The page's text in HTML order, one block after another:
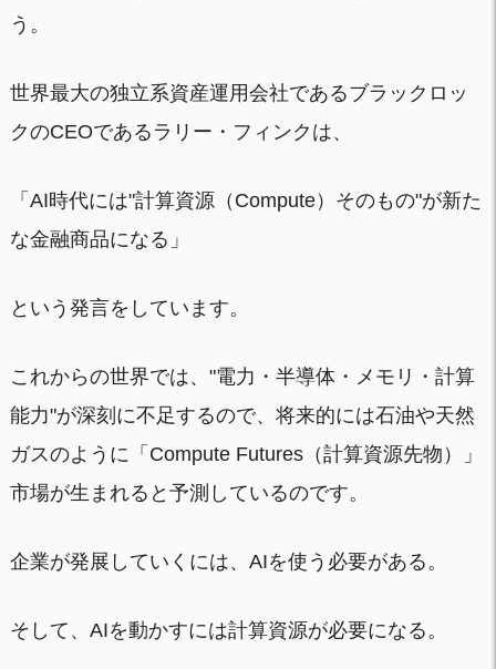
う。
世界最大の独立系資産運用会社であるブラックロッ
クのCEOであるラリー・フィンクは、
「AI時代には"計算資源（Compute）そのもの"が新た
な金融商品になる」
という発言をしています。
これからの世界では、"電力・半導体・メモリ・計算
能力"が深刻に不足するので、将来的には石油や天然
ガスのように「Compute Futures（計算資源先物）」
市場が生まれると予測しているのです。
企業が発展していくには、AIを使う必要がある。
そして、AIを動かすには計算資源が必要になる。